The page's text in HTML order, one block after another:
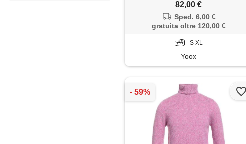
82,00 €
Sped. 6,00 €
gratuita oltre 120,00 €
S XL
Yoox